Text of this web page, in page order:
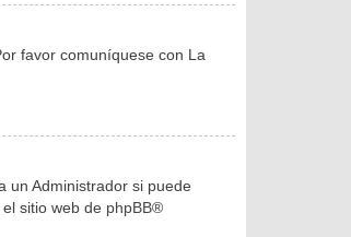
favor comuníquese con La
un Administrador si puede
sitio web de phpBB®